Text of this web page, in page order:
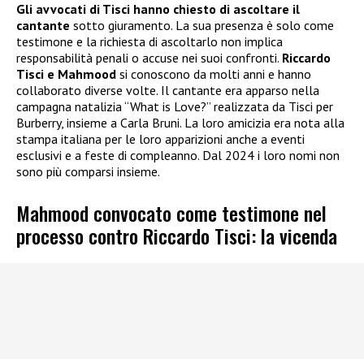
Gli avvocati di Tisci hanno chiesto di ascoltare il
cantante sotto giuramento. La sua presenza è solo come
testimone e la richiesta di ascoltarlo non implica
responsabilità penali o accuse nei suoi confronti. Riccardo
Tisci e Mahmood si conoscono da molti anni e hanno
collaborato diverse volte. Il cantante era apparso nella
campagna natalizia “What is Love?” realizzata da Tisci per
Burberry, insieme a Carla Bruni. La loro amicizia era nota alla
stampa italiana per le loro apparizioni anche a eventi
esclusivi e a feste di compleanno. Dal 2024 i loro nomi non
sono più comparsi insieme.
Mahmood convocato come testimone nel
processo contro Riccardo Tisci: la vicenda